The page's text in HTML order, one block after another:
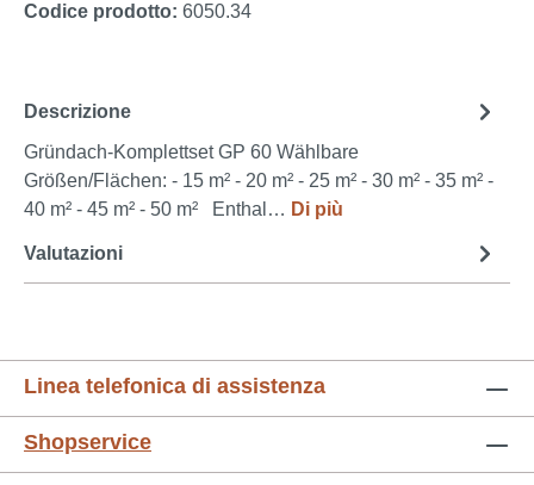
Codice prodotto: 6050.34
Descrizione
Gründach-Komplettset GP 60 Wählbare
Größen/Flächen: - 15 m² - 20 m² - 25 m² - 30 m² - 35 m² -
40 m² - 45 m² - 50 m² Enthal… Di più
Valutazioni
Linea telefonica di assistenza
Shopservice